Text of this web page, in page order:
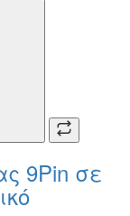
9Pin σε